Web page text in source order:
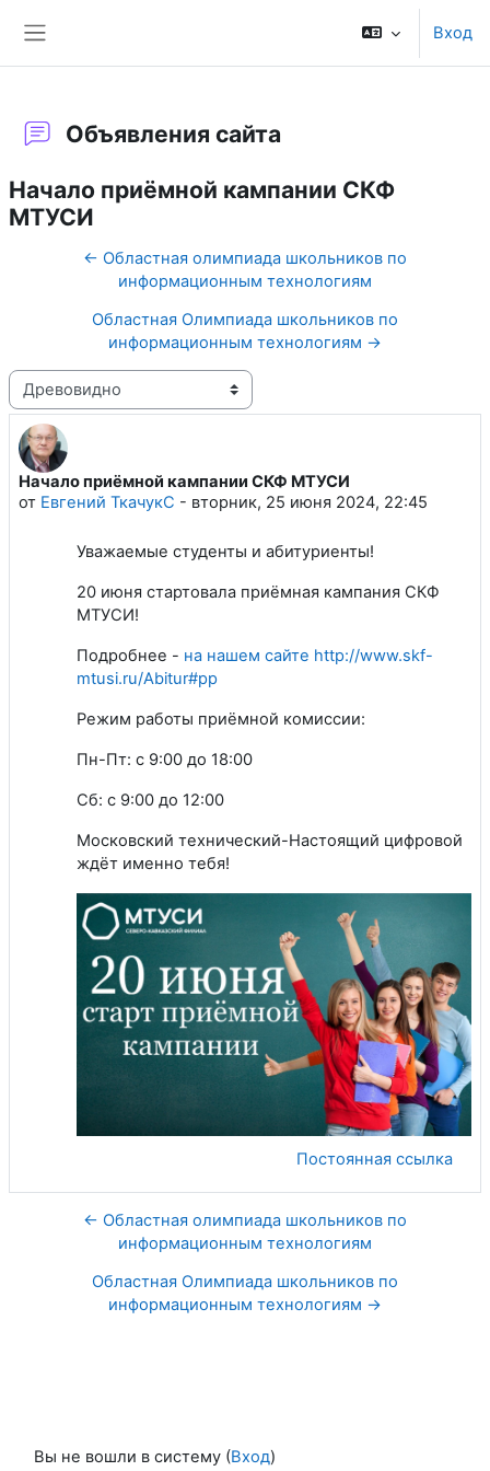
Вход
Объявления сайта
Начало приёмной кампании СКФ
МТУСИ
← Областная олимпиада школьников по
информационным технологиям
Областная Олимпиада школьников по
информационным технологиям →
Режим отображения
Начало приёмной кампании СКФ МТУСИ
от Евгений ТкачукС - вторник, 25 июня 2024, 22:45
Количество ответов: 0
Уважаемые студенты и абитуриенты!
20 июня стартовала приёмная кампания СКФ
МТУСИ!
Подробнее - на нашем сайте http://www.skf-
mtusi.ru/Abitur#pp
Режим работы приёмной комиссии:
Пн-Пт: с 9:00 до 18:00
Сб: с 9:00 до 12:00
Московский технический-Настоящий цифровой
ждёт именно тебя!
Постоянная ссылка
← Областная олимпиада школьников по
информационным технологиям
Областная Олимпиада школьников по
информационным технологиям →
Вы не вошли в систему (Вход)